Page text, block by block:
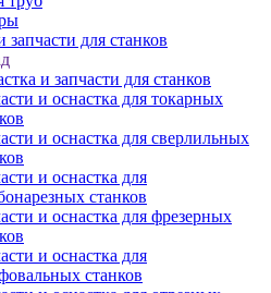
запчасти для станков
и запчасти для станков
и оснастка для токарных
и оснастка для сверлильных
и оснастка для
станков
и оснастка для фрезерных
и оснастка для
станков